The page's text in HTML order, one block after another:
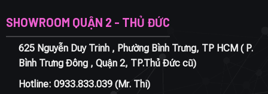
SHOWROOM QUẬN 2 - THỦ ĐỨC
625 Nguyễn Duy Trinh , Phường Bình Trưng, TP HCM ( P.
Bình Trưng Đông , Quận 2, TP.Thủ Đức cũ)
Hotline: 0933.833.039(Mr. Thi)